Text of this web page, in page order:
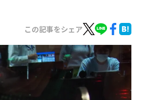
この記事をシェア